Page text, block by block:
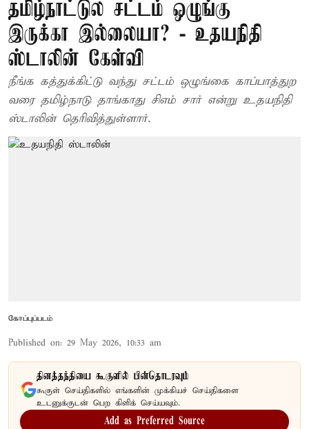
தமிழ்நாட்டுல சட்டம் ஒழுங்கு
இருக்கா இல்லையா? - உதயநிதி
ஸ்டாலின் கேள்வி
நீங்க கத்துக்கிட்டு வந்து சட்டம் ஒழுங்கை காப்பாத்துற
வரை தமிழ்நாடு தாங்காது சிஎம் சார் என்று உதயநிதி
ஸ்டாலின் தெரிவித்துள்ளார்.
கோப்புப்படம்
Published on: 29 May 2026, 10:33 am
தினத்தந்தியை கூகுளில் பின்தொடரவும்
கூகுள் செய்திகளில் எங்களின் முக்கியச் செய்திகளை
உடனுக்குடன் பெற கிளிக் செய்யவும்.
Add as Preferred Source